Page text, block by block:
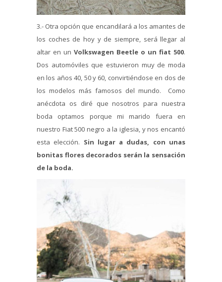
3.- Otra opción que encandilará a los amantes de
los coches de hoy y de siempre, será llegar al
altar en un Volkswagen Beetle o un fiat 500.
Dos automóviles que estuvieron muy de moda
en los años 40, 50 y 60, convirtiéndose en dos de
los modelos más famosos del mundo. Como
anécdota os diré que nosotros para nuestra
boda optamos porque mi marido fuera en
nuestro Fiat 500 negro a la iglesia, y nos encantó
esta elección. Sin lugar a dudas, con unas
bonitas flores decorados serán la sensación
de la boda.